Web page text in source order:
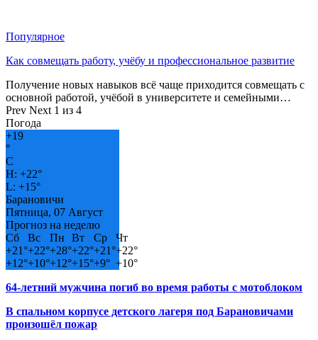
Популярное
Как совмещать работу, учёбу и профессиональное развитие
Получение новых навыков всё чаще приходится совмещать с
основной работой, учёбой в университете и семейными…
Prev Next 1 из 4
Погода
+19
°
C
H: +22°
L: +15°
Барановичи
Пятница, 07 Август
Прогноз на неделю
Сб
Вс Пн Вт Ср
Чт
+21°+22°+28°+22°+21°+22°
+12°+10°+12°+15°+9° +10°
64-летний мужчина погиб во время работы с мотоблоком
В спальном корпусе детского лагеря под Барановичами
произошёл пожар